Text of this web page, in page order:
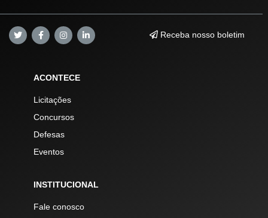
Receba nosso boletim
ACONTECE
Licitações
Concursos
Defesas
Eventos
INSTITUCIONAL
Fale conosco